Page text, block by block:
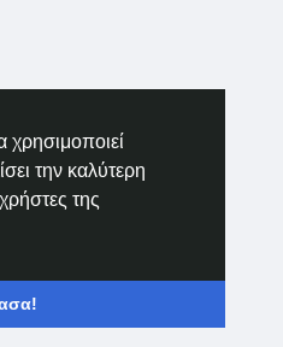
την καλύτερη
της